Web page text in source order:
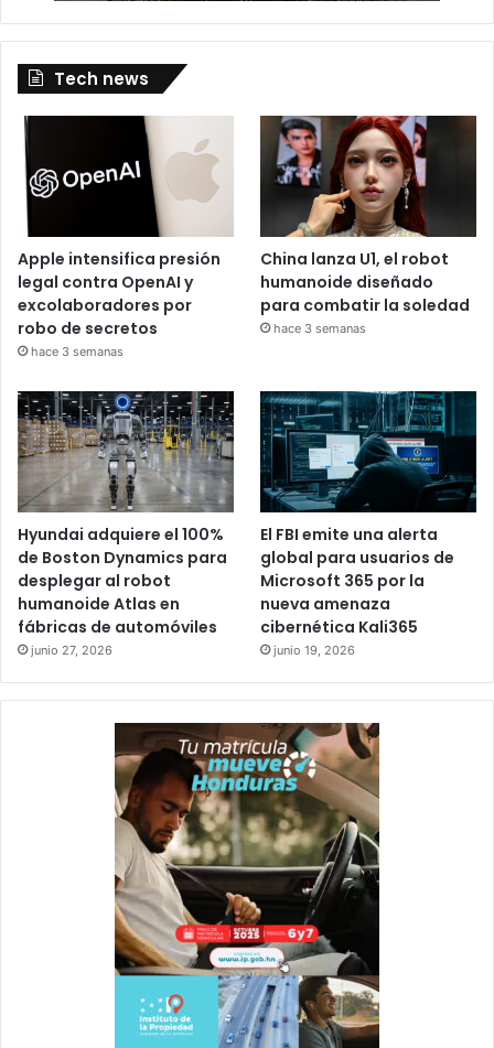
Tech news
Apple intensifica presión
legal contra OpenAI y
excolaboradores por
robo de secretos
hace 3 semanas
China lanza U1, el robot
humanoide diseñado
para combatir la soledad
hace 3 semanas
Hyundai adquiere el 100%
de Boston Dynamics para
desplegar al robot
humanoide Atlas en
fábricas de automóviles
junio 27, 2026
El FBI emite una alerta
global para usuarios de
Microsoft 365 por la
nueva amenaza
cibernética Kali365
junio 19, 2026